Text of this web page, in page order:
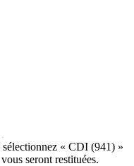
« CDI (941) »
seront restituées.